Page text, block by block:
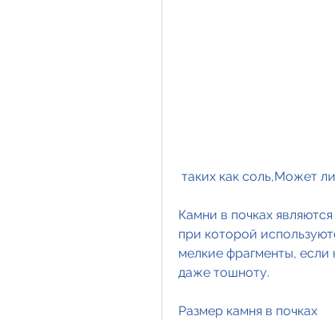
таких как соль,Может
Камни в почках
при которой
мелкие фрагменты, если
даже тошноту.
Размер камня в почках